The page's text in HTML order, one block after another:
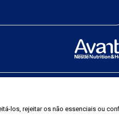
los, rejeitar os não essenciais ou